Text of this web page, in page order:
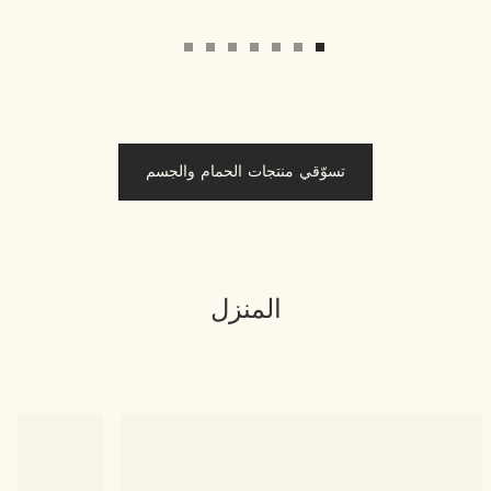
تسوّقي منتجات الحمام والجسم
المنزل